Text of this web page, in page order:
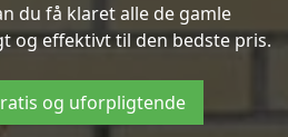
du få klaret alle de gamle
og effektivt til den bedste pris.
og uforpligtende